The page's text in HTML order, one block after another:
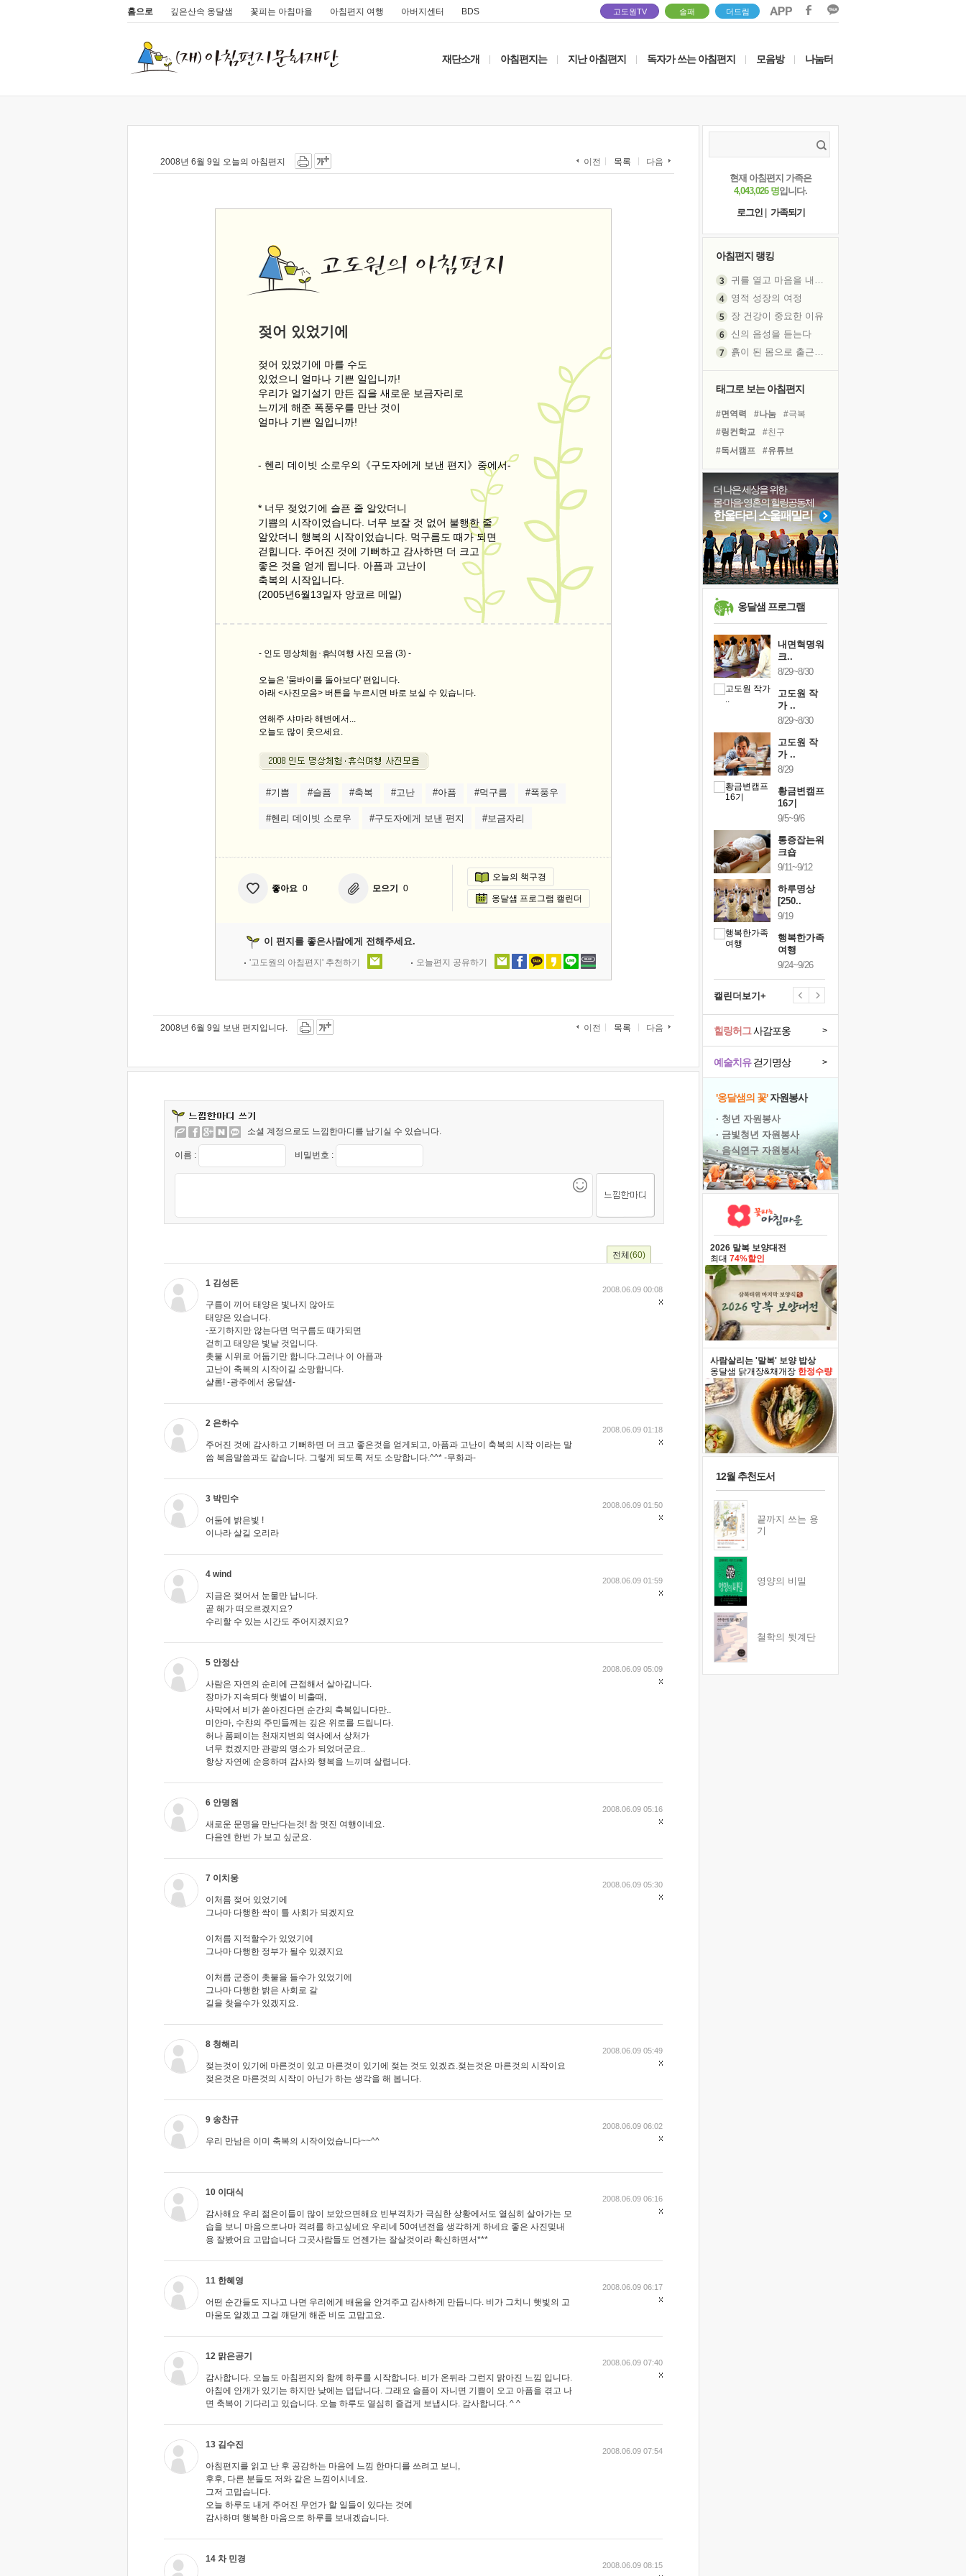
홈으로 깊은산속 옹달샘 꽃피는 아침마을 아침편지 여행 아버지센터 BDS 고도원TV 솔패 더드림
재단소개 아침편지는 지난 아침편지 독자가 쓰는 아침편지 모음방 나눔터
2008년 6월 9일 오늘의 아침편지 이전 목록 다음
젖어 있었기에
젖어 있었기에 마를 수도
있었으니 얼마나 기쁜 일입니까!
우리가 얼기설기 만든 집을 새로운 보금자리로
느끼게 해준 폭풍우를 만난 것이
얼마나 기쁜 일입니까!
- 헨리 데이빗 소로우의《구도자에게 보낸 편지》중에서-
* 너무 젖었기에 슬픈 줄 알았더니
기쁨의 시작이었습니다. 너무 보잘 것 없어 불행한 줄
알았더니 행복의 시작이었습니다. 먹구름도 때가 되면
걷힙니다. 주어진 것에 기뻐하고 감사하면 더 크고
좋은 것을 얻게 됩니다. 아픔과 고난이
축복의 시작입니다.
(2005년6월13일자 앙코르 메일)
- 인도 명상체 험ㆍ휴식여행 사진 모음 (3) -
오늘은 '뭄바이를 돌아보다' 편입니다.
아래 <사진모음> 버튼을 누르시면 바로 보실 수 있습니다.
연해주 샤마라 해변에서...
오늘도 많이 웃으세요.
#기쁨 #슬픔 #축복 #고난 #아픔 #먹구름 #폭풍우
#헨리 데이빗 소로우 #구도자에게 보낸 편지 #보금자리
좋아요 0 모으기 0
오늘의 책구경
옹달샘 프로그램 캘린더
이 편지를 좋은사람에게 전해주세요.
'고도원의 아침편지' 추천하기 오늘편지 공유하기
2008년 6월 9일 보낸 편지입니다. 이전 목록 다음
소셜 계정으로도 느낌한마디를 남기실 수 있습니다.
이름 : 비밀번호 :
전체(60)
1 김성돈
구름이 끼어 태양은 빛나지 않아도
태양은 있습니다.
-포기하지만 않는다면 먹구름도 때가되면
걷히고 태양은 빛날 것입니다.
촛불 시위로 어둡기만 합니다.그러나 이 아픔과
고난이 축복의 시작이길 소망합니다.
샬롬! -광주에서 옹달샘-
2008.06.09 00:08
2 은하수
주어진 것에 감사하고 기뻐하면 더 크고 좋은것을 얻게되고, 아픔과 고난이 축복의 시작 이라는 말
씀 복음말씀과도 같습니다. 그렇게 되도록 저도 소망합니다.^^* -무화과-
2008.06.09 01:18
3 박민수
어둠에 밝은빛 !
이나라 살길 오리라
2008.06.09 01:50
4 wind
지금은 젖어서 눈물만 납니다.
곧 해가 떠오르겠지요?
수리할 수 있는 시간도 주어지겠지요?
2008.06.09 01:59
5 안정산
사람은 자연의 순리에 근접해서 살아갑니다.
장마가 지속되다 햇볕이 비출때,
사막에서 비가 쏟아진다면 순간의 축복입니다만..
미안마, 수챤의 주민들께는 깊은 위로를 드립니다.
허나 폼페이는 천재지변의 역사에서 상처가
너무 컸겠지만 관광의 명소가 되었더군요..
항상 자연에 순응하며 감사와 행복을 느끼며 살렵니다.
2008.06.09 05:09
6 안명원
새로운 문명을 만난다는것! 참 멋진 여행이네요.
다음엔 한번 가 보고 싶군요.
2008.06.09 05:16
7 이치웅
이처름 젖어 있었기에
그나마 다행한 싹이 틀 사회가 되겠지요
이처름 지적할수가 있었기에
그나마 다행한 정부가 될수 있겠지요
이처름 군중이 촛불을 들수가 있었기에
그나마 다행한 밝은 사회로 갈
길을 찾을수가 있겠지요.
2008.06.09 05:30
8 청해리
젖는것이 있기에 마른것이 있고 마른것이 있기에 젖는 것도 있겠죠.젖는것은 마른것의 시작이요
젖은것은 마른것의 시작이 아닌가 하는 생각을 해 봅니다.
2008.06.09 05:49
9 송찬규
우리 만남은 이미 축복의 시작이었습니다~~^^
2008.06.09 06:02
10 이대식
감사해요 우리 젊은이들이 많이 보았으면해요 빈부격차가 극심한 상황에서도 열심히 살아가는 모
습을 보니 마음으로나마 격려를 하고싶네요 우리네 50여년전을 생각하게 하네요 좋은 사진밎내
용 잘봤어요 고맙습니다 그곳사람들도 언젠가는 잘살것이라 확신하면서***
2008.06.09 06:16
11 한혜영
어떤 순간들도 지나고 나면 우리에게 배움을 안겨주고 감사하게 만듭니다. 비가 그치니 햇빛의 고
마움도 알겠고 그걸 깨닫게 해준 비도 고맙고요.
2008.06.09 06:17
12 맑은공기
감사합니다. 오늘도 아침편지와 함께 하루를 시작합니다. 비가 온뒤라 그런지 맑아진 느낌 입니다.
아침에 안개가 있기는 하지만 낮에는 덥답니다. 그래요 슬픔이 자니면 기쁨이 오고 아픔을 겪고 나
면 축복이 기다리고 있습니다. 오늘 하루도 열심히 즐겁게 보냅시다. 감사합니다. ^ ^
2008.06.09 07:40
13 김수진
아침편지를 읽고 난 후 공감하는 마음에 느낌 한마디를 쓰려고 보니,
후후, 다른 분들도 저와 같은 느낌이시네요.
그저 고맙습니다.
오늘 하루도 내게 주어진 무언가 할 일들이 있다는 것에
감사하며 행복한 마음으로 하루를 보내겠습니다.
2008.06.09 07:54
14 차 민경
2008.06.09 08:15
현재 아침편지 가족은
4,043,026 명입니다.
로그인
가족되기
아침편지 랭킹
귀를 열고 마음을 내어주고
영적 성장의 여정
장 건강이 중요한 이유
신의 음성을 듣는다
흙이 된 몸으로 출근하는 여자
졸업식 사진을 보며
극심한 변비, 어깨결림, 수면 장애
아픈 아버지를 위한 공간 설계
슬럼프
보고 싶은 어머니
유년 시절의 부산 영도 바다
못된 꼰대들
희망이란
'모른다'는 것
태그로 보는 아침편지
#면역력 #나눔
#극복
#링컨학교
#친구
#독서캠프
#유튜브
#위기
#희망 #삶
#도움
#경험
#독서
#선택
#명상
#힐링
#비전캠프
#바이러스
#사람
#아이들
#계획
더 나은 세상을 위한
몸·마음·영혼의 힐링공동체
한울타리 소울패밀리
옹달샘 프로그램
내면혁명워
크..
8/29~8/30
고도원 작
가 ..
8/29~8/30
고도원 작
가 ..
8/29
황금변캠프
16기
9/5~9/6
통증잡는워
크숍
9/11~9/12
하루명상
[250..
9/19
행복한가족
여행
9/24~9/26
캘린더보기+
예술치유걷기명상 >
힐링허그사감포옹 >
'옹달샘의 꽃'자원봉사
· 청년 자원봉사
· 금빛청년 자원봉사
· 음식연구 자원봉사
2026 말복 보양대전
최대 74%할인
사람살리는 '말복' 보양 밥상
옹달샘 닭개장&채개장 한정수량
12월 추천도서
끝까지 쓰는 용
기
영양의 비밀
철학의 뒷계단